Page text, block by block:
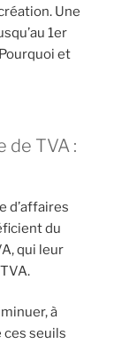
Une
1er
et
de TVA :
d’affaires
du
qui leur
à
ces seuils